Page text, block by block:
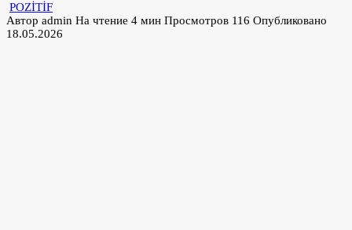
POZİTİF
Автор admin На чтение 4 мин Просмотров 116 Опубликовано
18.05.2026